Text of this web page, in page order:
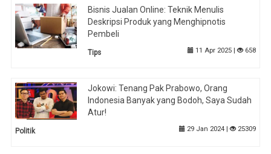
Bisnis Jualan Online: Teknik Menulis
Deskripsi Produk yang Menghipnotis
Pembeli
Tips 11 Apr 2025 | 658
Jokowi: Tenang Pak Prabowo, Orang
Indonesia Banyak yang Bodoh, Saya Sudah
Atur!
Politik 29 Jan 2024 | 25309